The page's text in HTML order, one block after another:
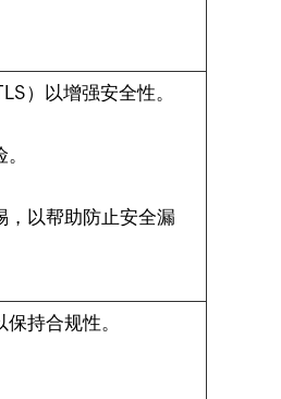
）以增强安全性。
，以帮助防止安全漏
持合规性。